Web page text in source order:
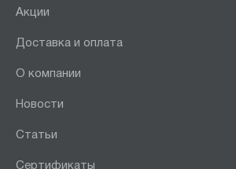
Акции
Доставка и оплата
О компании
Новости
Статьи
Сертификаты